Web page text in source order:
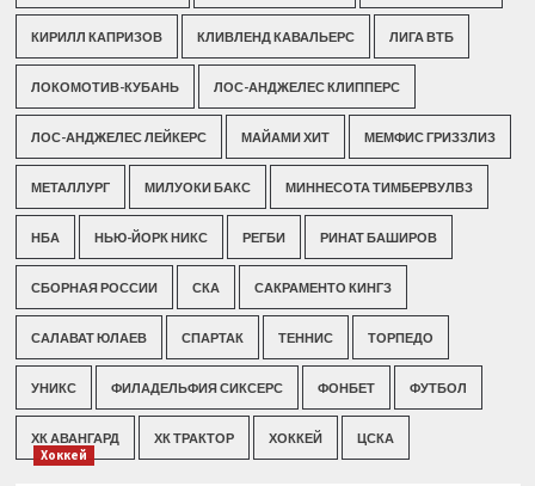
КИРИЛЛ КАПРИЗОВ КЛИВЛЕНД КАВАЛЬЕРС ЛИГА ВТБ
ЛОКОМОТИВ-КУБАНЬ ЛОС-АНДЖЕЛЕС КЛИППЕРС
ЛОС-АНДЖЕЛЕС ЛЕЙКЕРС МАЙАМИ ХИТ МЕМФИС ГРИЗЗЛИЗ
МЕТАЛЛУРГ МИЛУОКИ БАКС МИННЕСОТА ТИМБЕРВУЛВЗ
НБА НЬЮ-ЙОРК НИКС РЕГБИ РИНАТ БАШИРОВ
СБОРНАЯ РОССИИ СКА САКРАМЕНТО КИНГЗ
САЛАВАТ ЮЛАЕВ СПАРТАК ТЕННИС ТОРПЕДО
УНИКС ФИЛАДЕЛЬФИЯ СИКСЕРС ФОНБЕТ ФУТБОЛ
ХК АВАНГАРД ХК ТРАКТОР ХОККЕЙ ЦСКА
Хоккей